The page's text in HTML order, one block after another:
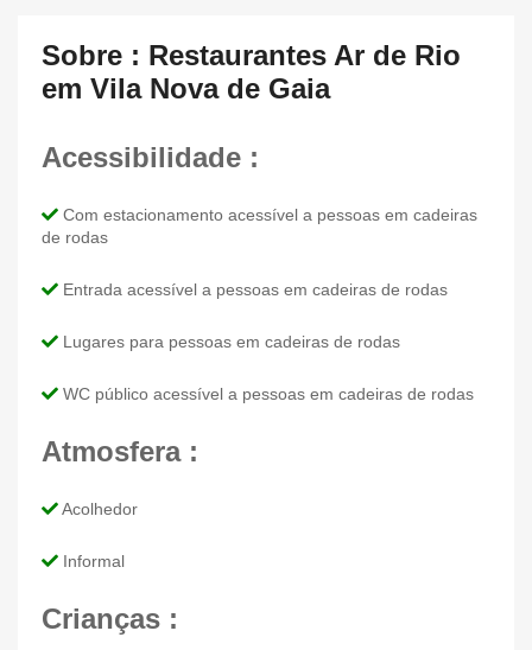
Sobre : Restaurantes Ar de Rio
em Vila Nova de Gaia
Acessibilidade :
Com estacionamento acessível a pessoas em cadeiras
de rodas
Entrada acessível a pessoas em cadeiras de rodas
Lugares para pessoas em cadeiras de rodas
WC público acessível a pessoas em cadeiras de rodas
Atmosfera :
Acolhedor
Informal
Crianças :